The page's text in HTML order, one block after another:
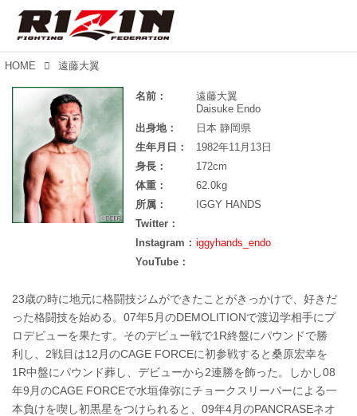
HOME 遠藤大翼
名前：
遠藤大翼
Daisuke Endo
出身地：
日本 静岡県
生年月日：
1982年11月13日
身長：
172cm
体重：
62.0kg
所属：
IGGY HANDS
Twitter：
Instagram： iggyhands_endo
YouTube：
23歳の時に地元に格闘技ジムができたことがきっかけで、好きだ
った格闘技を始める。07年5月のDEMOLITIONで渡辺学相手にプ
ロデビューを果たす。そのデビュー戦で1R終盤にパウンドで勝
利し、2戦目は12月のCAGE FORCEに初参戦すると桑原宏幸を
1R中盤にパウンド葬し、デビューから2連勝を飾った。しかし08
年9月のCAGE FORCEで水垣偉弥にチョークスリーパーによる一
本負けを喫し初黒星をつけられると、09年4月のPANCRASEネオ